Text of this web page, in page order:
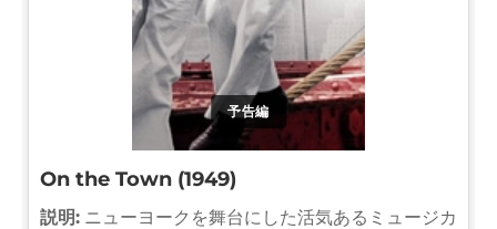
予告編
On the Town (1949)
説明: ニューヨークを舞台にした活気あるミュージカ